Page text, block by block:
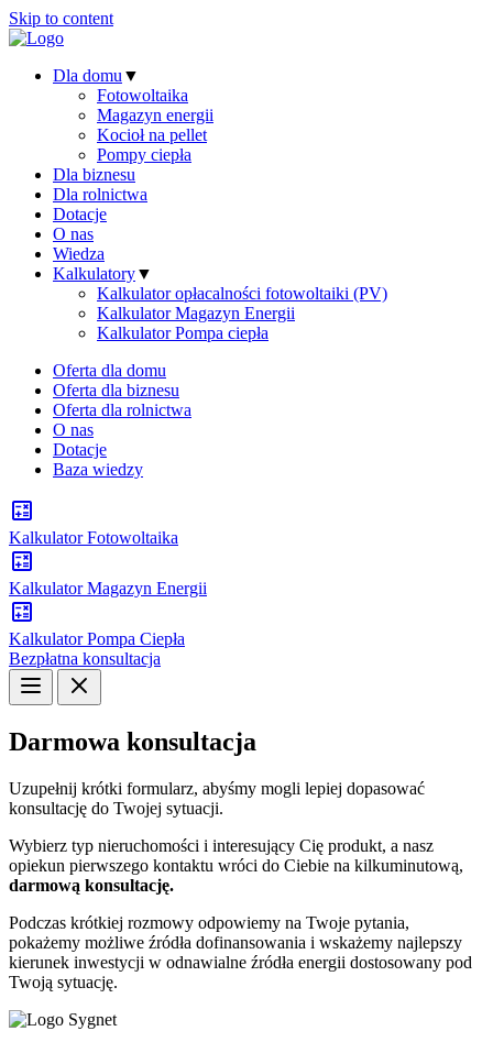
Skip to content
Dla domu ▼
Fotowoltaika
Magazyn energii
Kocioł na pellet
Pompy ciepła
Dla biznesu
Dla rolnictwa
Dotacje
O nas
Wiedza
Kalkulatory▼
Kalkulator opłacalności fotowoltaiki (PV)
Kalkulator Magazyn Energii
Kalkulator Pompa ciepła
Oferta dla domu
Oferta dla biznesu
Oferta dla rolnictwa
O nas
Dotacje
Baza wiedzy
Kalkulator Fotowoltaika
Kalkulator Magazyn Energii
Kalkulator Pompa Ciepła
Bezpłatna konsultacja
Darmowa konsultacja
Uzupełnij krótki formularz, abyśmy mogli lepiej dopasować
konsultację do Twojej sytuacji.
Wybierz typ nieruchomości i interesujący Cię produkt, a nasz
opiekun pierwszego kontaktu wróci do Ciebie na kilkuminutową,
darmową konsultację.
Podczas krótkiej rozmowy odpowiemy na Twoje pytania,
pokażemy możliwe źródła dofinansowania i wskażemy najlepszy
kierunek inwestycji w odnawialne źródła energii dostosowany pod
Twoją sytuację.